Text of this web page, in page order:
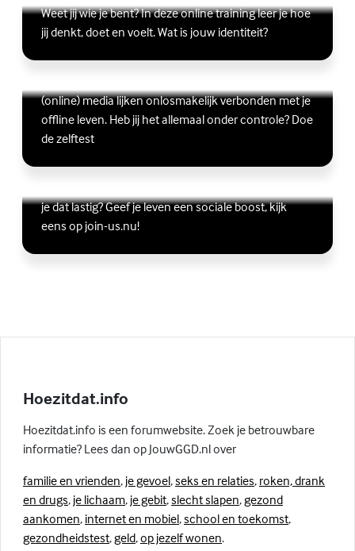
Weet jij wie je bent? In deze online training leer je hoe
jij denkt, doet en voelt. Wat is jouw identiteit?
Lees meer over Online zelfhulptraining - Wie ben ik?
(Externe link)
Ben jij digitaal in balans?
(online) media lijken onlosmakelijk verbonden met je
offline leven. Heb jij het allemaal onder controle? Doe
de zelftest
Lees meer over Ben jij digitaal in balans?
(Externe link)
Vriendschap
je dat lastig? Geef je leven een sociale boost, kijk
eens op join-us.nu!
Lees meer over Vriendschap
(Externe link)
Hoezitdat.info
Hoezitdat.info is een forumwebsite. Zoek je betrouwbare
informatie? Lees dan op JouwGGD.nl over
familie en vrienden, je gevoel,seks en relaties, roken, drank
en drugs, je lichaam, je gebit,slecht slapen,gezond
aankomen, internet en mobiel,school en toekomst,
gezondheidstest,geld,op jezelf wonen.